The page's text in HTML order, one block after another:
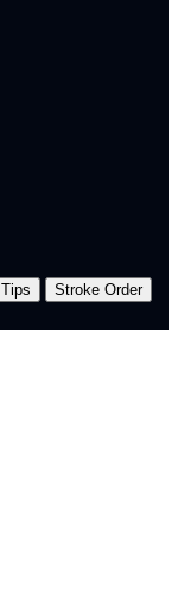
Tips
Stroke Order